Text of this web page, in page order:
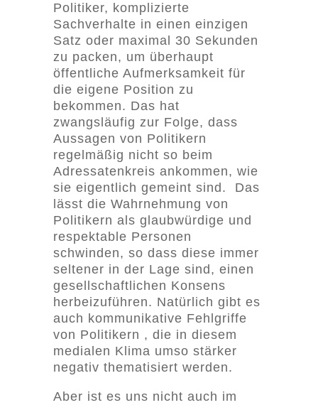
Politiker, komplizierte
Sachverhalte in einen einzigen
Satz oder maximal 30 Sekunden
zu packen, um überhaupt
öffentliche Aufmerksamkeit für
die eigene Position zu
bekommen. Das hat
zwangsläufig zur Folge, dass
Aussagen von Politikern
regelmäßig nicht so beim
Adressatenkreis ankommen, wie
sie eigentlich gemeint sind. Das
lässt die Wahrnehmung von
Politikern als glaubwürdige und
respektable Personen
schwinden, so dass diese immer
seltener in der Lage sind, einen
gesellschaftlichen Konsens
herbeizuführen. Natürlich gibt es
auch kommunikative Fehlgriffe
von Politikern , die in diesem
medialen Klima umso stärker
negativ thematisiert werden.
Aber ist es uns nicht auch im